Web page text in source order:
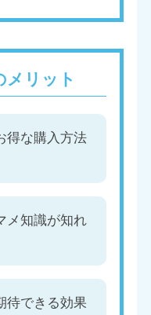
メリット
得な購入方法
メ知識が知れ
待できる効果